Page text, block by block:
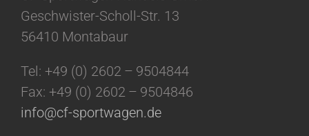
Geschwister-Scholl-Str. 13
56410 Montabaur
Tel: +49 (0) 2602 – 9504844
Fax: +49 (0) 2602 – 9504846
info@cf-sportwagen.de